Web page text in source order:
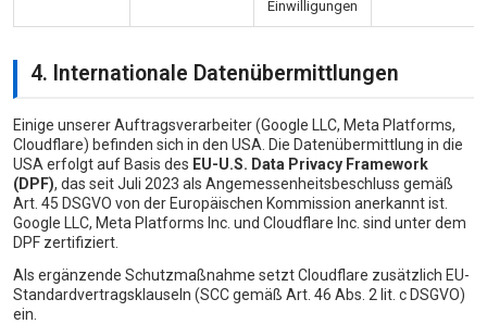
Einwilligungen
4. Internationale Datenübermittlungen
Einige unserer Auftragsverarbeiter (Google LLC, Meta Platforms,
Cloudflare) befinden sich in den USA. Die Datenübermittlung in die
USA erfolgt auf Basis des EU-U.S. Data Privacy Framework
(DPF), das seit Juli 2023 als Angemessenheitsbeschluss gemäß
Art. 45 DSGVO von der Europäischen Kommission anerkannt ist.
Google LLC, Meta Platforms Inc. und Cloudflare Inc. sind unter dem
DPF zertifiziert.
Als ergänzende Schutzmaßnahme setzt Cloudflare zusätzlich EU-
Standardvertragsklauseln (SCC gemäß Art. 46 Abs. 2 lit. c DSGVO)
ein.